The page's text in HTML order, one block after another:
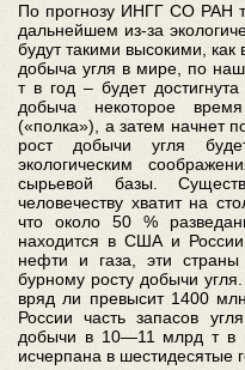
По прогнозу ИНГГ СО РАН
дальнейшем из-за
будут такими высокими,
добыча угля в мире, по
т в год – будет
добыча некоторое
(«полка»), а затем начнет
рост добычи угля
экологическим
сырьевой базы.
человечеству хватит на
что около 50 %
находится в США и
нефти и газа, эти
бурному росту добычи
вряд ли превысит 1400
России часть запасов
добычи в 10—11 млрд т в
исчерпана в шестидесятые